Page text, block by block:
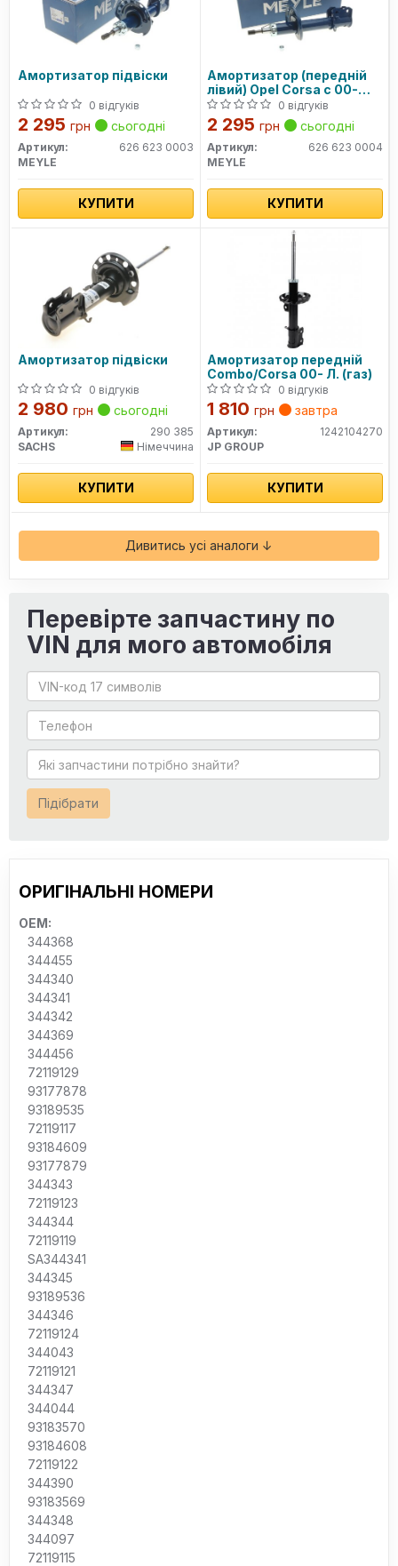
Амортизатор підвіски
0 відгуків
2 295 грн сьогодні
Артикул:
626 623 0003
MEYLE
КУПИТИ
Амортизатор (передній
лівий) Opel Corsa c 00-
/com
0 відгуків
2 295 грн сьогодні
Артикул:
626 623 0004
MEYLE
КУПИТИ
Амортизатор підвіски
0 відгуків
2 980 грн сьогодні
Артикул:
290 385
SACHS
Німеччина
КУПИТИ
Амортизатор передній
Combo/Corsa 00- Л. (газ)
0 відгуків
1 810 грн завтра
Артикул:
1242104270
JP GROUP
КУПИТИ
Дивитись усі аналоги ↓
Перевірте запчастину по
VIN для мого автомобіля
Підібрати
ОРИГІНАЛЬНІ НОМЕРИ
OEM:
344368
344455
344340
344341
344342
344369
344456
72119129
93177878
93189535
72119117
93184609
93177879
344343
72119123
344344
72119119
SA344341
344345
93189536
344346
72119124
344043
72119121
344347
344044
93183570
93184608
72119122
344390
93183569
344348
344097
72119115